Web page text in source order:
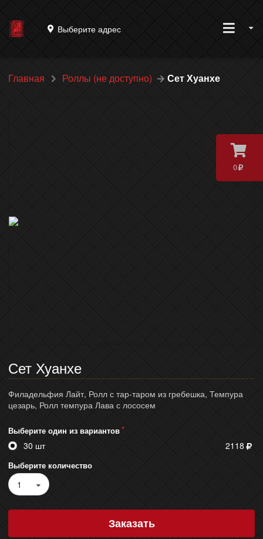
0
Выберите адрес
Главная Роллы (не доступно) Сет Хуанхе
Сет Хуанхе
Филадельфия Лайт, Ролл с тар-таром из гребешка, Темпура
цезарь, Ролл темпура Лава с лососем
Выберите один из вариантов
30 шт 2118
Выберите количество
1
Заказать